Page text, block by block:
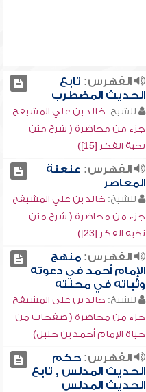
الفهرس: تابع
الحديث المضطرب
للشيخ: خالد بن علي المشيقح
جزء من محاضرة ( شرح متن
نخبة الفكر [15])
الفهرس: عنعنة
المعاصر
للشيخ: خالد بن علي المشيقح
جزء من محاضرة ( شرح متن
نخبة الفكر [23])
الفهرس:منهج
الإمام أحمد في دعوته
وثباته في محنته
للشيخ: خالد بن علي المشيقح
جزء من محاضرة ( صفحات من
حياة الإمام أحمد بن حنبل)
الفهرس:حكم
الحديث المدلس , تابع
الحديث المدلس